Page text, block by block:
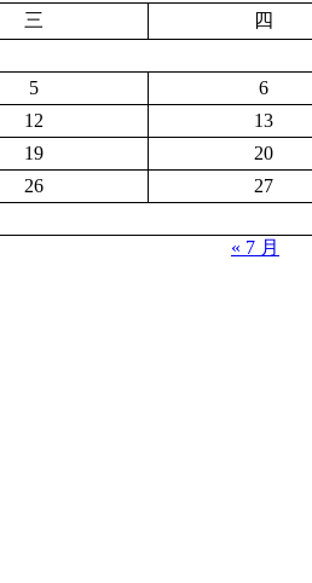
三 四
5 6
12 13
19 20
26 27
« 7 月